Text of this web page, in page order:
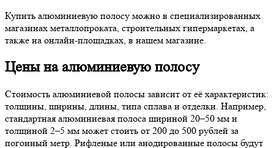
Купить алюминиевую полосу можно в специализированных
магазинах металлопроката, строительных гипермаркетах, а
также на онлайн-площадках, в нашем магазине.
Цены на алюминиевую полосу
Стоимость алюминиевой полосы зависит от её характеристик:
толщины, ширины, длины, типа сплава и отделки. Например,
стандартная алюминиевая полоса шириной 20–50 мм и
толщиной 2–5 мм может стоить от 200 до 500 рублей за
погонный метр. Рифленые или анодированные полосы будут